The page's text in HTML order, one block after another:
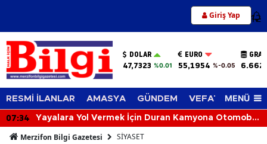
Giriş Yap 12
DOLAR
47,7323 %0.01
EURO
55,1954 %-0.05
RESMİ İLANLAR AMASYA GÜNDEM VEFAT EDENLER
MENÜ
07:34
Yayalara Yol Vermek İçin Duran Kamyona Otomobil
Merzifon Bilgi Gazetesi SİYASET